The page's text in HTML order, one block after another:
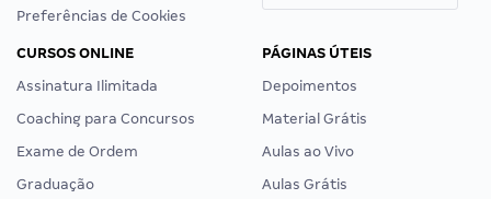
Preferências de Cookies
CURSOS ONLINE
Assinatura Ilimitada
Coaching para Concursos
Exame de Ordem
Graduação
PÁGINAS ÚTEIS
Depoimentos
Material Grátis
Aulas ao Vivo
Aulas Grátis